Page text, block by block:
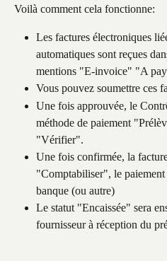
Voilà comment cela fonctionne:
Les factures électroniques
automatiques sont reçues
mentions "E-invoice" "A
Vous pouvez soumettre ces
Une fois approuvée, le
méthode de paiement
"Vérifier".
Une fois confirmée, la
"Comptabiliser", le
banque (ou autre)
Le statut "Encaissée" sera
fournisseur à réception du